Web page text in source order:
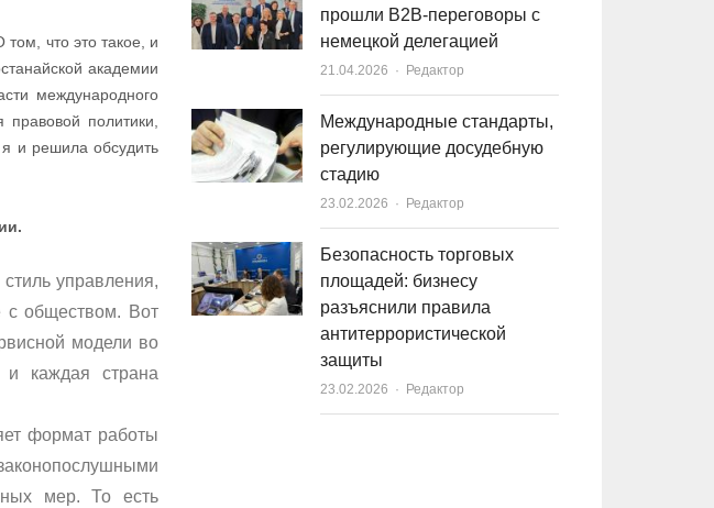
что это такое, и
академии
международного
политики,
и решила обсудить
управления,
с обществом. Вот
модели во
и каждая страна
формат работы
мер. То есть
прошли B2B-переговоры с
немецкой делегацией
21.04.2026 Author
Редактор
Международные стандарты,
регулирующие досудебную
стадию
23.02.2026 Author
Редактор
Безопасность торговых
площадей: бизнесу
разъяснили правила
антитеррористической
защиты
23.02.2026 Author
Редактор